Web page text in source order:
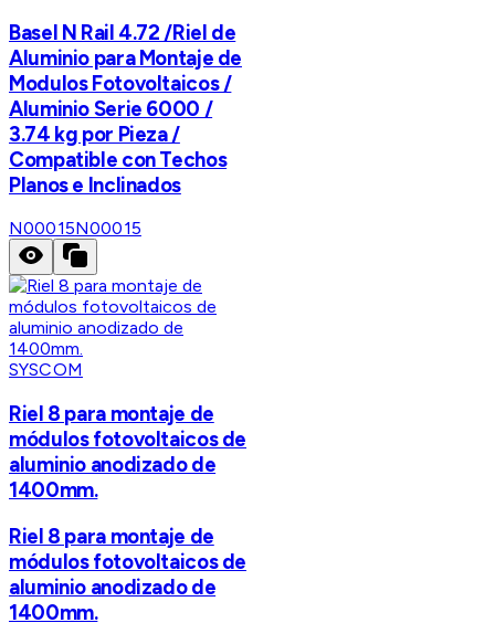
Basel N Rail 4.72 /Riel de
Aluminio para Montaje de
Modulos Fotovoltaicos /
Aluminio Serie 6000 /
3.74 kg por Pieza /
Compatible con Techos
Planos e Inclinados
N00015N00015
SYSCOM
Riel 8 para montaje de
módulos fotovoltaicos de
aluminio anodizado de
1400mm.
Riel 8 para montaje de
módulos fotovoltaicos de
aluminio anodizado de
1400mm.